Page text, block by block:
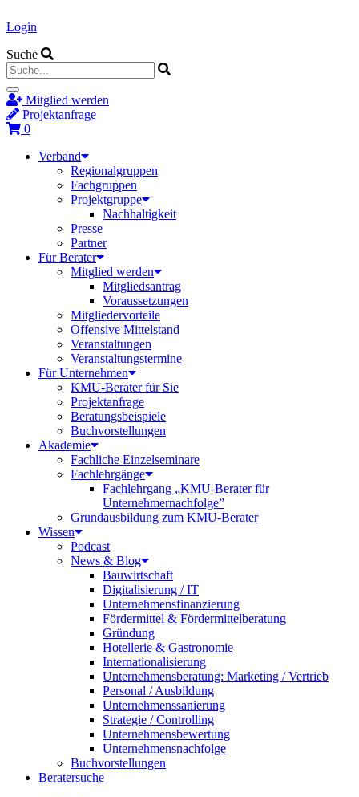
Login
Suche
Mitglied werden
Projektanfrage
0
Verband
Regionalgruppen
Fachgruppen
Projektgruppe
Nachhaltigkeit
Presse
Partner
Für Berater
Mitglied werden
Mitgliedsantrag
Voraussetzungen
Mitgliedervorteile
Offensive Mittelstand
Veranstaltungen
Veranstaltungstermine
Für Unternehmen
KMU-Berater für Sie
Projektanfrage
Beratungsbeispiele
Buchvorstellungen
Akademie
Fachliche Einzelseminare
Fachlehrgänge
Fachlehrgang „KMU-Berater für
Unternehmernachfolge”
Grundausbildung zum KMU-Berater
Wissen
Podcast
News & Blog
Bauwirtschaft
Digitalisierung / IT
Unternehmensfinanzierung
Fördermittel & Fördermittelberatung
Gründung
Hotellerie & Gastronomie
Internationalisierung
Unternehmensberatung: Marketing / Vertrieb
Personal / Ausbildung
Unternehmenssanierung
Strategie / Controlling
Unternehmensbewertung
Unternehmensnachfolge
Buchvorstellungen
Beratersuche